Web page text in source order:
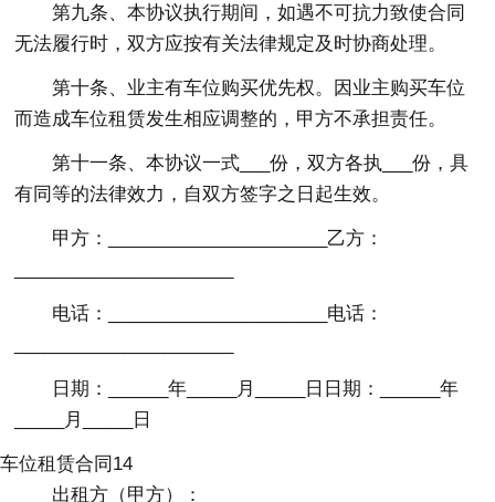
第九条、本协议执行期间，如遇不可抗力致使合同
无法履行时，双方应按有关法律规定及时协商处理。
第十条、业主有车位购买优先权。因业主购买车位
而造成车位租赁发生相应调整的，甲方不承担责任。
第十一条、本协议一式___份，双方各执___份，具
有同等的法律效力，自双方签字之日起生效。
甲方：______________________乙方：
电话：______________________电话：
日期：______年_____月_____日日期：______年
_____月_____日
车位租赁合同14
出租方（甲方）：